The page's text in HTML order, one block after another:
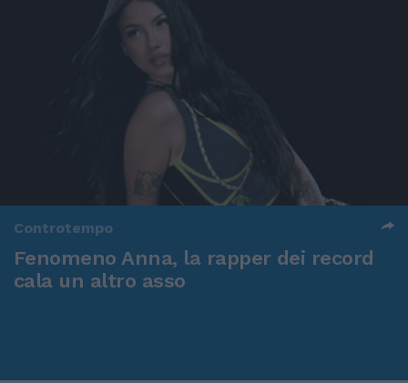
Controtempo
Fenomeno Anna, la rapper dei record
cala un altro asso